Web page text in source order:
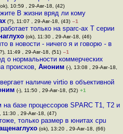
10:59 , 29-Авг-18, (42)
В жизни вряд ли кому
(?), 11:07 , 29-Авг-18, (43) –1
только на sparc-ах T серии
(ok), 11:30 , 29-Авг-18, (46)
в новости - ничего я и говорю - в
11:49 , 29-Авг-18, (51) –1
о нормальности коммерческих
происков, Аноним (-), 13:08 , 29-Авг-18,
наличие virtio в объективной
(-), 11:50 , 29-Авг-18, (52) +1
базе процессоров SPARC T1, T2 и
11:30 , 29-Авг-18, (47)
только размер в юнитах cpu
(ok), 13:20 , 29-Авг-18, (66)